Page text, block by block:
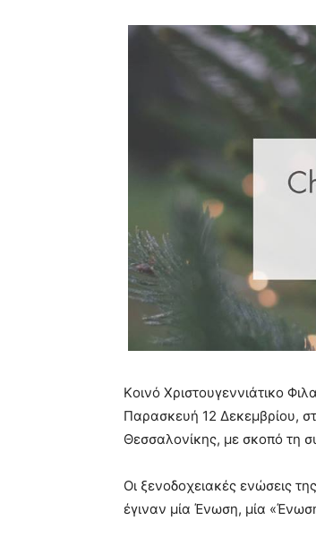
Kοινό Χριστουγεννιάτικο
Παρασκευή 12 Δεκεμβρίου,
Θεσσαλονίκης, με σκοπό τη
Οι ξενοδοχειακές ενώσεις
έγιναν μία Ένωση, μία